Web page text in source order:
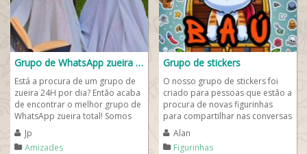
Grupo de WhatsApp zueira total 😄😂🤣
Está a procura de um grupo de
zueira 24H por dia? Então acaba
de encontrar o melhor grupo de
WhatsApp zueira total! Somos
um grupo de WhatsApp
engraçado com...
Jp
Amizades
Grupo de stickers
O nosso grupo de stickers foi
criado para pessoas que estão a
procura de novas figurinhas
para compartilhar nas conversas
de WhatsApp. Aqui você
receberá...
Alan
Figurinhas